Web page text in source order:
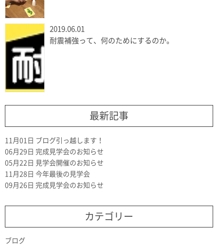
2019.06.01
耐震補強って、何のためにするのか。
最新記事
11月01日 ブログ引っ越します！
06月29日 完成見学会のお知らせ
05月22日 見学会開催のお知らせ
11月28日 今年最後の見学会
09月26日 完成見学会のお知らせ
カテゴリー
ブログ